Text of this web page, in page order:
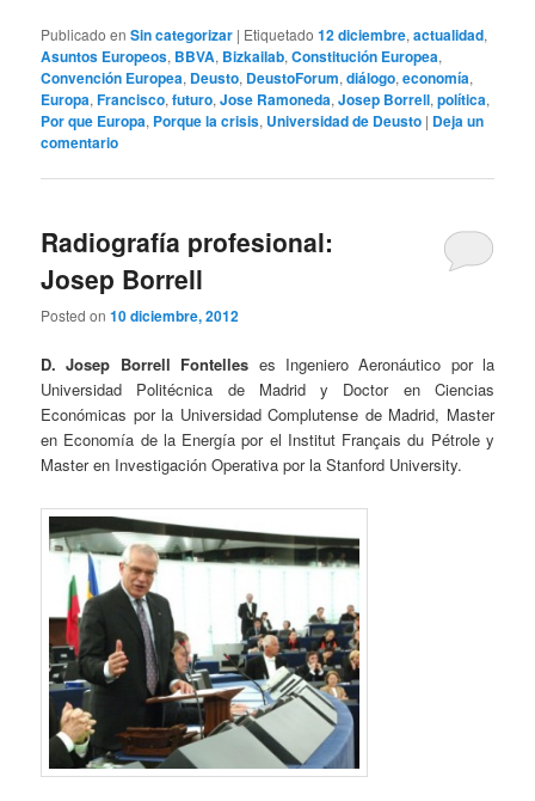
Publicado en Sin categorizar | Etiquetado 12 diciembre,actualidad,
Asuntos Europeos, BBVA, Bizkailab,Constitución Europea,
Convención Europea, Deusto, DeustoForum,diálogo,economía,
Europa,Francisco,futuro,Jose Ramoneda,Josep Borrell,política,
Por que Europa, Porque la crisis, Universidad de Deusto | Deja un
comentario
Radiografía profesional:
Josep Borrell
Posted on10 diciembre, 2012
D. Josep Borrell Fontelles es Ingeniero Aeronáutico por la
Universidad Politécnica de Madrid y Doctor en Ciencias
Económicas por la Universidad Complutense de Madrid, Master
en Economía de la Energía por el Institut Français du Pétrole y
Master en Investigación Operativa por la Stanford University.